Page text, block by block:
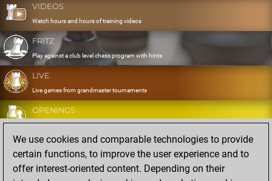
VIDEOS
Watch hours and hours of training videos
FRITZ
Play against a club level chess program with hints
LIVE
Live games from grandmaster tournaments
OPENINGS
Develop and exercise your openings
DATABASE
Eight million strong games
We use cookies and comparable technologies to provide
certain functions, to improve the user experience and to
offer interest-oriented content. Depending on their